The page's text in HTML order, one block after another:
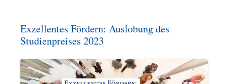
Exzellentes Fördern: Auslobung des
Studienpreises 2023